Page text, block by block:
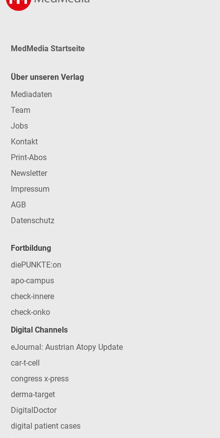
MedMedia Startseite
Über unseren Verlag
Mediadaten
Team
Jobs
Kontakt
Print-Abos
Newsletter
Impressum
AGB
Datenschutz
Fortbildung
diePUNKTE:on
apo-campus
check-innere
check-onko
Digital Channels
eJournal: Austrian Atopy Update
car-t-cell
congress x-press
derma-target
DigitalDoctor
digital patient cases